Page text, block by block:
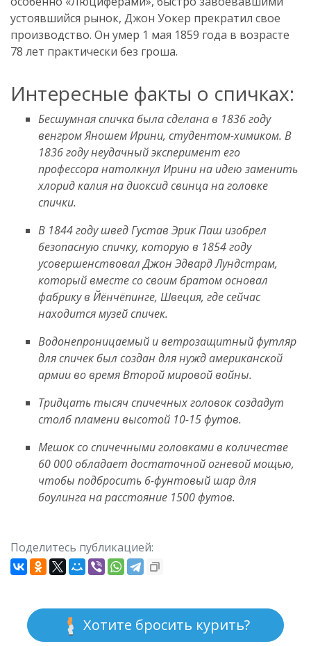
устоявшийся рынок, Джон Уокер прекратил свое
производство. Он умер 1 мая 1859 года в возрасте
78 лет практически без гроша.
Интересные факты о спичках:
Бесшумная спичка была сделана в 1836 году
венгром Яношем Ирини, студентом-химиком. В
1836 году неудачный эксперимент его
профессора натолкнул Ирини на идею заменить
хлорид калия на диоксид свинца на головке
спички.
В 1844 году швед Густав Эрик Паш изобрел
безопасную спичку, которую в 1854 году
усовершенствовал Джон Эдвард Лундстрам,
который вместе со своим братом основал
фабрику в Йёнчёпинге, Швеция, где сейчас
находится музей спичек.
Водонепроницаемый и ветрозащитный футляр
для спичек был создан для нужд американской
армии во время Второй мировой войны.
Тридцать тысяч спичечных головок создадут
столб пламени высотой 10-15 футов.
Мешок со спичечными головками в количестве
60 000 обладает достаточной огневой мощью,
чтобы подбросить 6-фунтовый шар для
боулинга на расстояние 1500 футов.
Поделитесь публикацией:
Хотите бросить курить?